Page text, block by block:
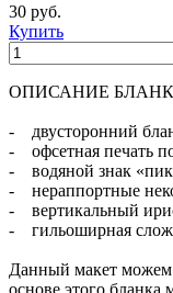
30 руб.
Купить
ОПИСАНИЕ
- двусторонний
- офсетная печать
- водяной знак
- нераппортные
- вертикальный
- гильоширная
Данный макет
основе этого бланка